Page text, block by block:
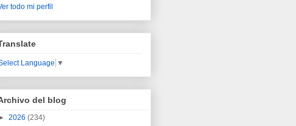
todo mi perfil
Language ▼
del blog
2026 (234)